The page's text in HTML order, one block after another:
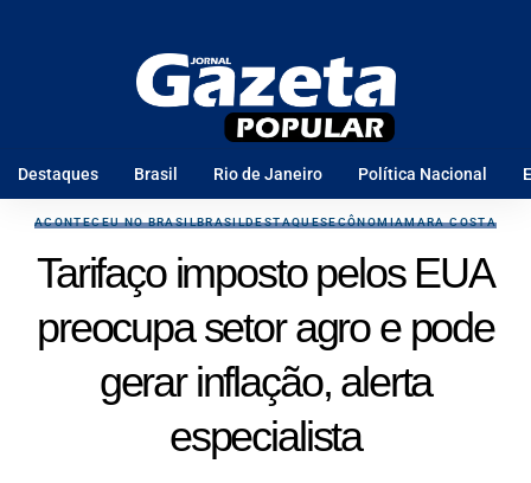
Destaques Brasil Rio de Janeiro Política Nacional
ACONTECEU NO BRASILBRASILDESTAQUESECÔNOMIAMARA COSTA
Tarifaço imposto pelos EUA
preocupa setor agro e pode
gerar inflação, alerta
especialista